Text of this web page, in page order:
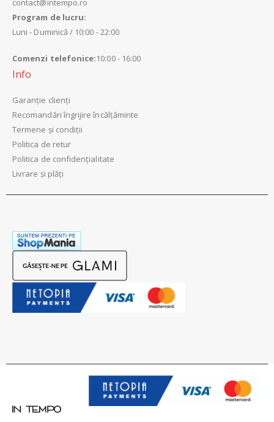
contact@intempo.ro
Program de lucru:
Luni - Duminică / 10:00 - 22:00
Comenzi telefonice:10:00 - 16:00
Info
Garanție clienți
Recomandări îngrijire încălțăminte
Termene și condiții
Politica de retur
Politica de confidențialitate
Livrare și plăți